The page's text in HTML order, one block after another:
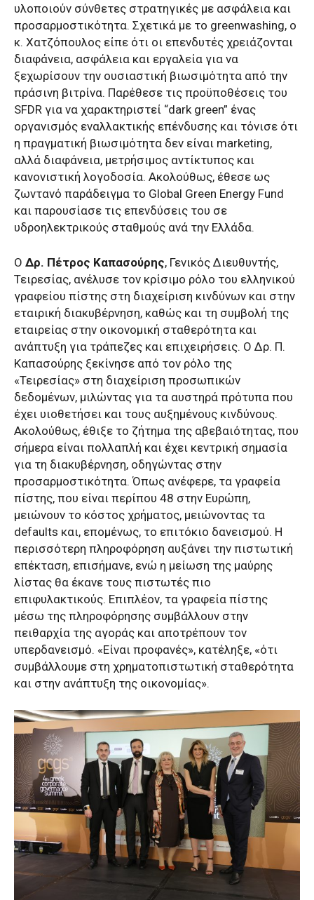
υλοποιούν σύνθετες στρατηγικές με ασφάλεια και
προσαρμοστικότητα. Σχετικά με το greenwashing, ο
κ. Χατζόπουλος είπε ότι οι επενδυτές χρειάζονται
διαφάνεια, ασφάλεια και εργαλεία για να
ξεχωρίσουν την ουσιαστική βιωσιμότητα από την
πράσινη βιτρίνα. Παρέθεσε τις προϋποθέσεις του
SFDR για να χαρακτηριστεί “dark green” ένας
οργανισμός εναλλακτικής επένδυσης και τόνισε ότι
η πραγματική βιωσιμότητα δεν είναι marketing,
αλλά διαφάνεια, μετρήσιμος αντίκτυπος και
κανονιστική λογοδοσία. Ακολούθως, έθεσε ως
ζωντανό παράδειγμα το Global Green Energy Fund
και παρουσίασε τις επενδύσεις του σε
υδροηλεκτρικούς σταθμούς ανά την Ελλάδα.
Ο Δρ. Πέτρος Καπασούρης, Γενικός Διευθυντής,
Τειρεσίας, ανέλυσε τον κρίσιμο ρόλο του ελληνικού
γραφείου πίστης στη διαχείριση κινδύνων και στην
εταιρική διακυβέρνηση, καθώς και τη συμβολή της
εταιρείας στην οικονομική σταθερότητα και
ανάπτυξη για τράπεζες και επιχειρήσεις. Ο Δρ. Π.
Καπασούρης ξεκίνησε από τον ρόλο της
«Τειρεσίας» στη διαχείριση προσωπικών
δεδομένων, μιλώντας για τα αυστηρά πρότυπα που
έχει υιοθετήσει και τους αυξημένους κινδύνους.
Ακολούθως, έθιξε το ζήτημα της αβεβαιότητας, που
σήμερα είναι πολλαπλή και έχει κεντρική σημασία
για τη διακυβέρνηση, οδηγώντας στην
προσαρμοστικότητα. Όπως ανέφερε, τα γραφεία
πίστης, που είναι περίπου 48 στην Ευρώπη,
μειώνουν το κόστος χρήματος, μειώνοντας τα
defaults και, επομένως, το επιτόκιο δανεισμού. Η
περισσότερη πληροφόρηση αυξάνει την πιστωτική
επέκταση, επισήμανε, ενώ η μείωση της μαύρης
λίστας θα έκανε τους πιστωτές πιο
επιφυλακτικούς. Επιπλέον, τα γραφεία πίστης
μέσω της πληροφόρησης συμβάλλουν στην
πειθαρχία της αγοράς και αποτρέπουν τον
υπερδανεισμό. «Είναι προφανές», κατέληξε, «ότι
συμβάλλουμε στη χρηματοπιστωτική σταθερότητα
και στην ανάπτυξη της οικονομίας».